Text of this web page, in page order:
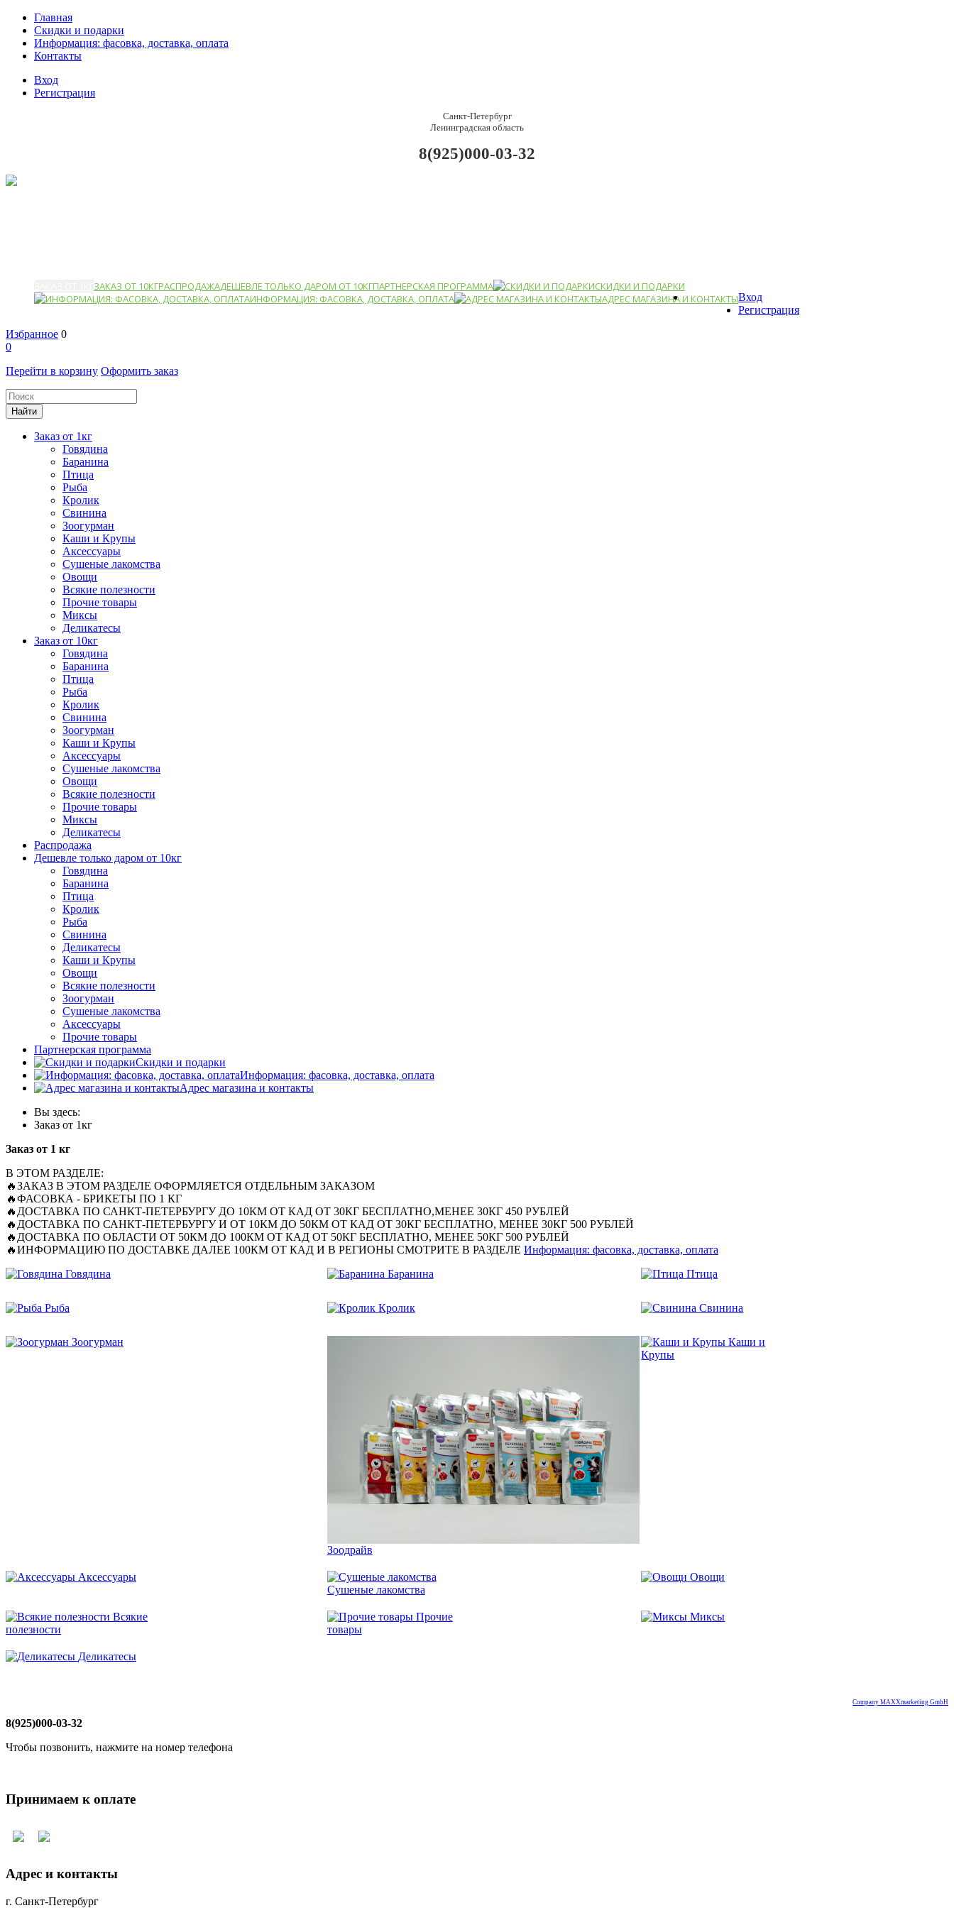
Главная
Скидки и подарки
Информация: фасовка, доставка, оплата
Контакты
Вход
Регистрация
Санкт-Петербург
Ленинградская область
8(925)000-03-32
ЗАКАЗ ОТ 10КГРАСПРОДАЖАДЕШЕВЛЕ ТОЛЬКО ДАРОМ ОТ 10КГПАРТНЕРСКАЯ ПРОГРАММА
СКИДКИ И ПОДАРКИ
ИНФОРМАЦИЯ: ФАСОВКА, ДОСТАВКА, ОПЛАТА
АДРЕС МАГАЗИНА И КОНТАКТЫВход
Регистрация
Избранное 0
0
Перейти в корзину Оформить заказ
Заказ от 1кг
Говядина
Баранина
Птица
Рыба
Кролик
Свинина
Зоогурман
Каши и Крупы
Аксессуары
Сушеные лакомства
Овощи
Всякие полезности
Прочие товары
Миксы
Деликатесы
Заказ от 10кг
Говядина
Баранина
Птица
Рыба
Кролик
Свинина
Зоогурман
Каши и Крупы
Аксессуары
Сушеные лакомства
Овощи
Всякие полезности
Прочие товары
Миксы
Деликатесы
Распродажа
Дешевле только даром от 10кг
Говядина
Баранина
Птица
Кролик
Рыба
Свинина
Деликатесы
Каши и Крупы
Овощи
Всякие полезности
Зоогурман
Сушеные лакомства
Аксессуары
Прочие товары
Партнерская программа
Скидки и подарки
Информация: фасовка, доставка, оплата
Адрес магазина и контакты
Вы здесь:
Заказ от 1кг
Заказ от 1 кг
В ЭТОМ РАЗДЕЛЕ:
🔥ЗАКАЗ В ЭТОМ РАЗДЕЛЕ ОФОРМЛЯЕТСЯ ОТДЕЛЬНЫМ ЗАКАЗОМ
🔥ФАСОВКА - БРИКЕТЫ ПО 1 КГ
🔥ДОСТАВКА ПО САНКТ-ПЕТЕРБУРГУ ДО 10КМ ОТ КАД ОТ 30КГ БЕСПЛАТНО,МЕНЕЕ 30КГ 450 РУБЛЕЙ
🔥ДОСТАВКА ПО САНКТ-ПЕТЕРБУРГУ И ОТ 10КМ ДО 50КМ ОТ КАД ОТ 30КГ БЕСПЛАТНО, МЕНЕЕ 30КГ 500 РУБЛЕЙ
🔥ДОСТАВКА ПО ОБЛАСТИ ОТ 50КМ ДО 100КМ ОТ КАД ОТ 50КГ БЕСПЛАТНО, МЕНЕЕ 50КГ 500 РУБЛЕЙ
🔥ИНФОРМАЦИЮ ПО ДОСТАВКЕ ДАЛЕЕ 100КМ ОТ КАД И В РЕГИОНЫ СМОТРИТЕ В РАЗДЕЛЕ Информация: фасовка, доставка, оплата
Говядина
Баранина Птица
Рыба Кролик Свинина
Зоогурман
Зоодрайв
Каши и
Крупы
Аксессуары
Сушеные лакомства
Овощи
Всякие
полезности
Прочие
товары
Миксы
Деликатесы
Company MAXXmarketing GmbH
8(925)000-03-32
Чтобы позвонить, нажмите на номер телефона
Принимаем к оплате
Адрес и контакты
г. Санкт-Петербург